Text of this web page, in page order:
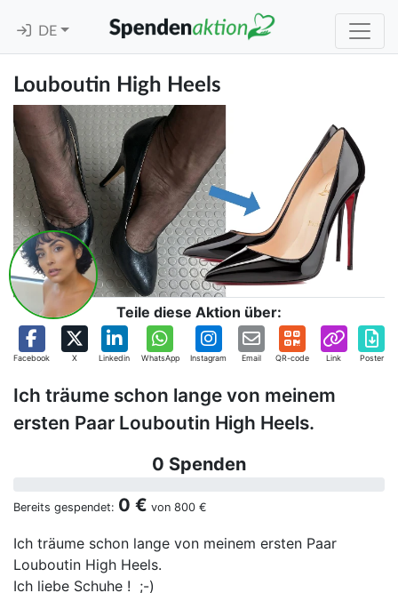
DE
Louboutin High Heels
Teile diese Aktion über:
Facebook X Linkedin WhatsApp Instagram Email QR-code Link Poster
Ich träume schon lange von meinem
ersten Paar Louboutin High Heels.
0 Spenden
Bereits gespendet: 0 € von 800 €
Ich träume schon lange von meinem ersten Paar
Louboutin High Heels.
Ich liebe Schuhe ! ;-)